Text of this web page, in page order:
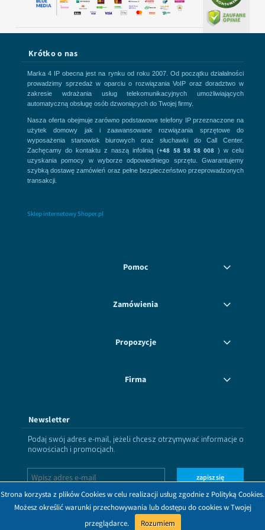
Krótko o nas
Marka 4 IP obecna jest na rynku od roku 2007. Od początku działalności
prowadzimy sprzedaż w oparciu o rozwiązania VoIP oraz doradztwo w
zakresie wdrażania usług telekomunikacyjnych umożliwiających
automatyczną obsługę osób dzwoniących do Twojej firmy.
Nasza oferta obejmuje zarówno podstawowe telefony IP przeznaczone na
użytek domowy jak i zaawansowane rozwiązania sprzętowe do
wyposażenia stanowisk biurowych oraz słuchawki do Call Center.
Zachęcamy do kontaktu z naszą infolinią (+48 58 58 58 008) w celu
uzyskania pomocy w wyborze odpowiedniego sprzętu. Gwarantujemy
szybką dostawę zamówień oraz pełne bezpieczeństwo przeprowadzonych
transakcji.
Sklep internetowy Shoper.pl
Pomoc
Zamówienia
Propozycje
Firma
Newsletter
Podaj swój adres e-mail, jeżeli chcesz otrzymywać informacje o
nowościach i promocjach.
zapisz się
Strona korzysta z plików Cookies w celu realizacji usług zgodnie z Polityką Cookies.
Możesz określić warunki przechowywania lub dostępu do cookies w Twojej
przeglądarce.
Rozumiem